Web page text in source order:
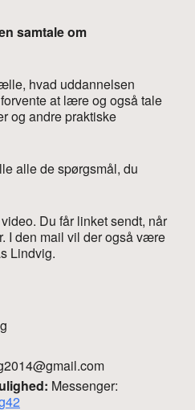
samtale om
hvad uddannelsen
at lære og også tale
og andre praktiske
alle de spørgsmål, du
Du får linket sendt, når
I den mail vil der også være
Lindvig.
Messenger: